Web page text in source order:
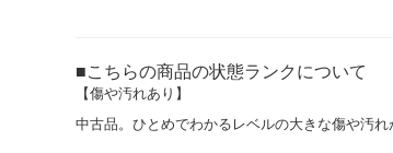
■こちらの商品の状態ランクについて
【傷や汚れあり】
中古品。ひとめでわかるレベルの大きな傷や汚れ